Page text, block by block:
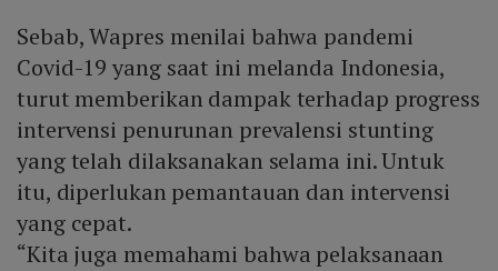
Sebab, Wapres menilai bahwa pandemi
Covid-19 yang saat ini melanda Indonesia,
turut memberikan dampak terhadap progress
intervensi penurunan prevalensi stunting
yang telah dilaksanakan selama ini. Untuk
itu, diperlukan pemantauan dan intervensi
yang cepat.
“Kita juga memahami bahwa pelaksanaan